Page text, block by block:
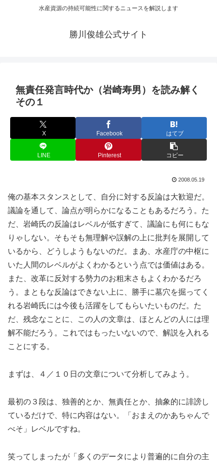
水産資源の持続可能性に関するニュースを解説します
勝川俊雄公式サイト
無責任発言時代か（岩崎寿男）を読み解く
その１
X Facebook はてブ
LINE Pinterest コピー
2008.05.19
俺の基本スタンスとして、自分に対する反論は大歓迎だ。
議論を通して、論点が明らかになることもあるだろう。た
だ、岩崎氏の反論はレベルが低すぎて、議論にも何にもな
りゃしない。そもそも無理解や誤解の上に批判を展開して
いるから、どうしようもないのだ。まあ、水産庁の中枢に
いた人間のレベルがよくわかるという点では価値はある。
また、改革に反対する勢力のお粗末さもよくわかるだろ
う。まともな反論はできない上に、勝手に墓穴を掘ってく
れる岩崎氏には今後も活躍をしてもらいたいものだ。た
だ、残念なことに、この人の文章は、ほとんどの人には理
解不能だろう。これではもったいないので、解説を入れる
ことにする。
まずは、４／１０日の文章について分析してみよう。
最初の３段は、独善的とか、無責任とか、抽象的に誹謗し
ているだけで、特に内容はない。「おまえのかあちゃんで
べそ」レベルですね。
笑ってしまったが「多くのデータにより普遍的に自分の主